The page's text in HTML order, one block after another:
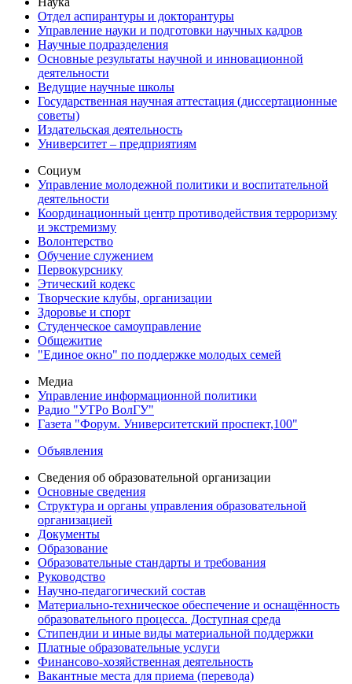
Отдел аспирантуры и докторантуры
Управление науки и подготовки научных кадров
Научные подразделения
Основные результаты научной и инновационной
деятельности
Ведущие научные школы
Государственная научная аттестация (диссертационные
советы)
Издательская деятельность
Университет – предприятиям
Социум
Управление молодежной политики и воспитательной
деятельности
Координационный центр противодействия терроризму
и экстремизму
Волонтерство
Обучение служением
Первокурснику
Этический кодекс
Творческие клубы, организации
Здоровье и спорт
Студенческое самоуправление
Общежитие
"Единое окно" по поддержке молодых семей
Медиа
Управление информационной политики
Радио "УТРо ВолГУ"
Газета "Форум. Университетский проспект,100"
Объявления
Сведения об образовательной организации
Основные сведения
Структура и органы управления образовательной
организацией
Документы
Образование
Образовательные стандарты и требования
Руководство
Научно-педагогический состав
Материально-техническое обеспечение и оснащённость
образовательного процесса. Доступная среда
Стипендии и иные виды материальной поддержки
Платные образовательные услуги
Финансово-хозяйственная деятельность
Вакантные места для приема (перевода)